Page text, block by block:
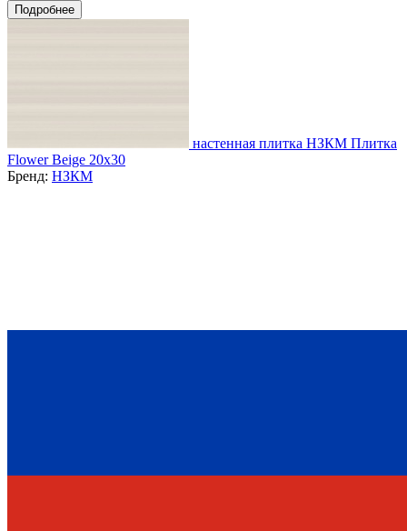
Подробнее
настенная плитка НЗКМ Плитка
Flower Beige 20х30
Бренд: НЗКМ